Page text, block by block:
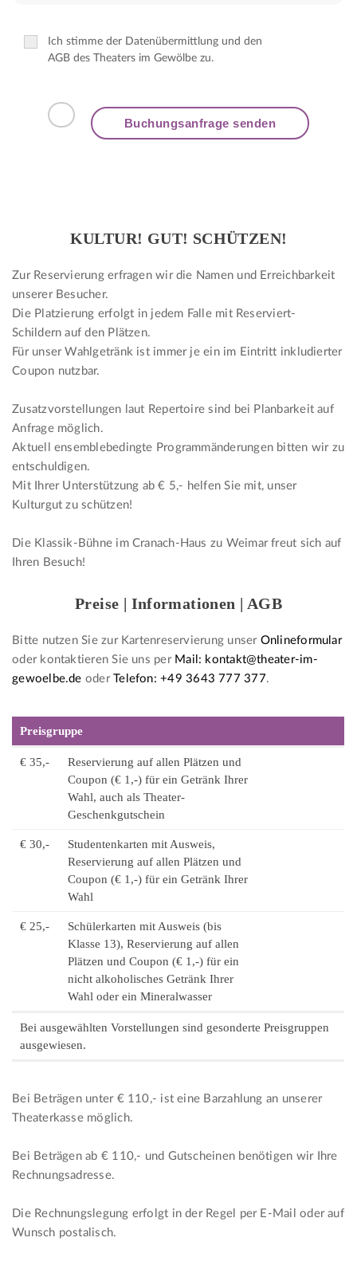
Ich stimme der Datenübermittlung und den
AGB des Theaters im Gewölbe zu.
KULTUR! GUT! SCHÜTZEN!
Zur Reservierung erfragen wir die Namen und Erreichbarkeit
unserer Besucher.
Die Platzierung erfolgt in jedem Falle mit Reserviert-
Schildern auf den Plätzen.
Für unser Wahlgetränk ist immer je ein im Eintritt inkludierter
Coupon nutzbar.
Zusatzvorstellungen laut Repertoire sind bei Planbarkeit auf
Anfrage möglich.
Aktuell ensemblebedingte Programmänderungen bitten wir zu
entschuldigen.
Mit Ihrer Unterstützung ab € 5,- helfen Sie mit, unser
Kulturgut zu schützen!
Die Klassik-Bühne im Cranach-Haus zu Weimar freut sich auf
Ihren Besuch!
Preise | Informationen | AGB
Bitte nutzen Sie zur Kartenreservierung unser Onlineformular
oder kontaktieren Sie uns per Mail: kontakt@theater-im-
gewoelbe.de oderTelefon: +49 3643 777 377.
Preisgruppe
€ 35,-
Reservierung auf allen Plätzen und
Coupon (€ 1,-) für ein Getränk Ihrer
Wahl, auch als Theater-
Geschenkgutschein
€ 30,-
Studentenkarten mit Ausweis,
Reservierung auf allen Plätzen und
Coupon (€ 1,-) für ein Getränk Ihrer
Wahl
€ 25,-
Schülerkarten mit Ausweis (bis
Klasse 13), Reservierung auf allen
Plätzen und Coupon (€ 1,-) für ein
nicht alkoholisches Getränk Ihrer
Wahl oder ein Mineralwasser
Bei ausgewählten Vorstellungen sind gesonderte Preisgruppen
ausgewiesen.
Bei Beträgen unter € 110,- ist eine Barzahlung an unserer
Theaterkasse möglich.
Bei Beträgen ab € 110,- und Gutscheinen benötigen wir Ihre
Rechnungsadresse.
Die Rechnungslegung erfolgt in der Regel per E-Mail oder auf
Wunsch postalisch.